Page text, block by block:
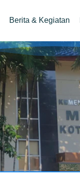
Berita & Kegiatan